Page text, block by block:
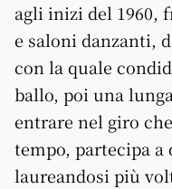
agli inizi del 1960,
e saloni danzanti,
con la quale
ballo, poi una
entrare nel giro
tempo, partecipa a
laureandosi più